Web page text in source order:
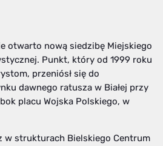
otwarto nową siedzibę Miejskiego
Punkt, który od 1999 roku
przeniósł się do
dawnego ratusza w Białej przy
placu Wojska Polskiego, w
w strukturach Bielskiego Centrum